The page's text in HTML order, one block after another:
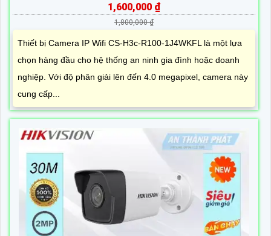
1,600,000 ₫
1,800,000 ₫
Thiết bị Camera IP Wifi CS-H3c-R100-1J4WKFL là một lựa
chọn hàng đầu cho hệ thống an ninh gia đình hoặc doanh
nghiệp. Với độ phân giải lên đến 4.0 megapixel, camera này
cung cấp...